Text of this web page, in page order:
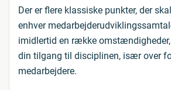
Der er flere klassiske punkter, der
enhver
imidlertid en række
din tilgang til disciplinen, især over
medarbejdere.